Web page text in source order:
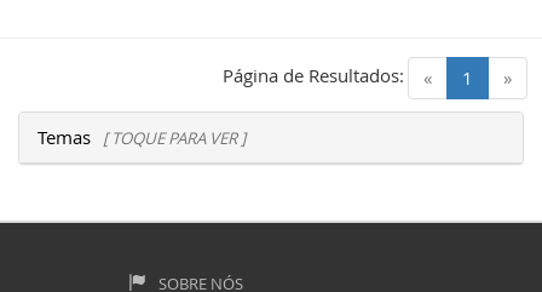
« 1 (current)
»
Página de Resultados:
Temas [ TOQUE PARA VER ]
SOBRE NÓS